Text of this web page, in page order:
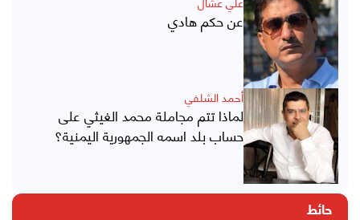
عن حكم هادي
أحمد الشلفي
لماذا تتم مجاملة محمد الغيثي على
حساب بلد اسمه الجمهورية اليمنية؟
حائط